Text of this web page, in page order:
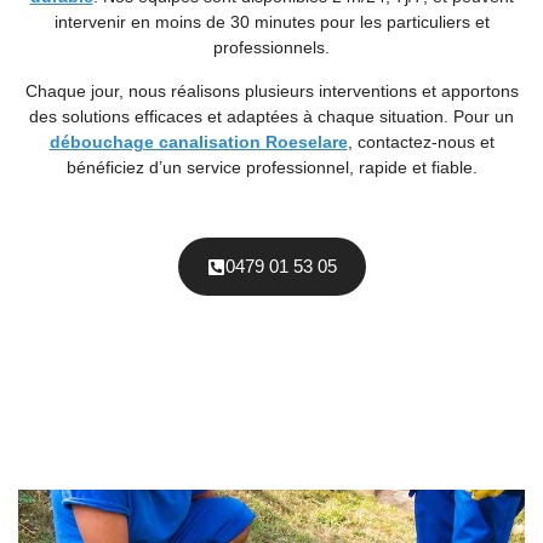
intervenir en moins de 30 minutes pour les particuliers et
professionnels.
Chaque jour, nous réalisons plusieurs interventions et apportons
des solutions efficaces et adaptées à chaque situation. Pour un
débouchage canalisation Roeselare, contactez-nous et
bénéficiez d’un service professionnel, rapide et fiable.
0479 01 53 05